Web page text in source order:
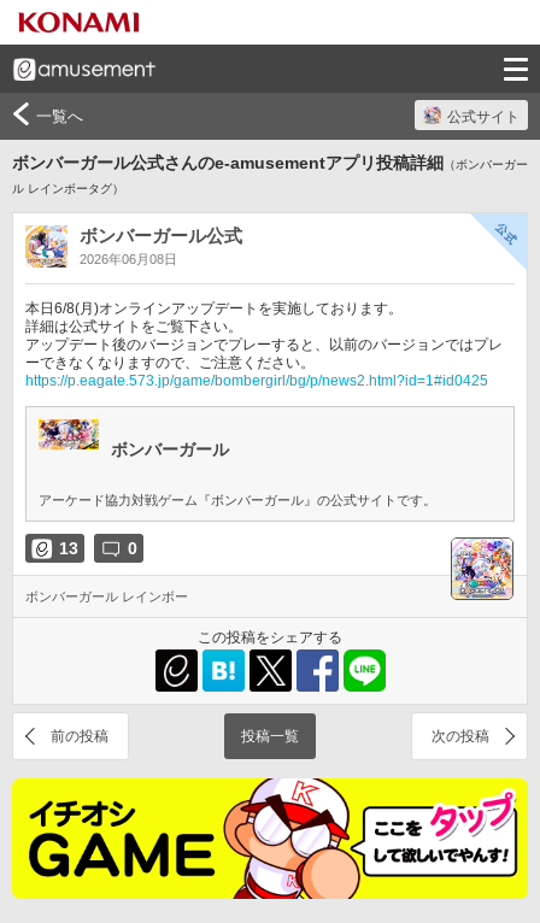
一覧へ 公式サイト
ボンバーガール公式さんのe-amusementアプリ投稿詳細 （ボンバーガー
ル レインボータグ）
ボンバーガール公式
2026年06月08日
本日6/8(月)オンラインアップデートを実施しております。
詳細は公式サイトをご覧下さい。
アップデート後のバージョンでプレーすると、以前のバージョンではプレ
https://p.eagate.573.jp/game/bombergirl/bg/p/news2.html?id=1#id0425
ボンバーガール
アーケード協力対戦ゲーム『ボンバーガール』の公式サイトです。
13 0
ボンバーガール レインボー
この投稿をシェアする
前の投稿 投稿一覧 次の投稿